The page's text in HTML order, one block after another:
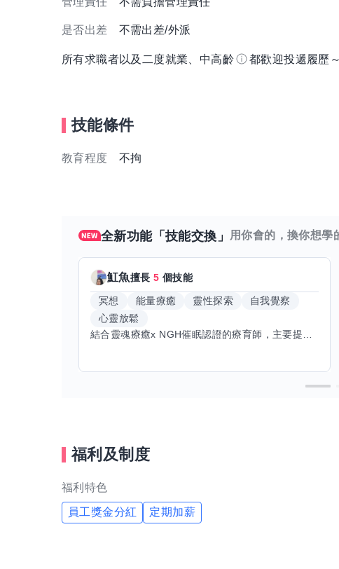
是否出差 不需出差/外派
所有求職者以及二度就業、中高齡 都歡迎投遞履歷～
技能條件
教育程度 不拘
全新功能「技能交換」 用你會的，換你想學
魟魚擅長5 個技能
冥想 能量療癒 靈性探索
自我覺察
心靈放鬆
結合靈魂療癒x NGH催眠認證的療育師，主要提供潛意識探索和靈魂導向的催眠療育。你會全程100%清醒跟我對話。
福利及制度
福利特色
員工獎金分紅 定期加薪